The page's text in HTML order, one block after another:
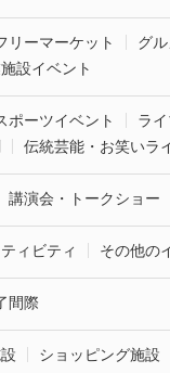
リーマーケット
グ
設イベント
ポーツイベント
ラ
伝統芸能・お笑いラ
講演会・トークショー
ィビティ その他の
間際
ショッピング施設